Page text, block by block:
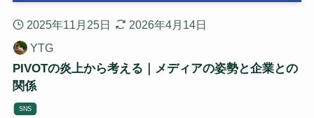
2025年11月25日
2026年4月14日
YTG
PIVOTの炎上から考える｜メディアの姿勢と企業との
関係
SNS